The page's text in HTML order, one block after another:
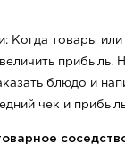
Когда товары или
прибыль.
блюдо и
чек и